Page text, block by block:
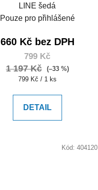
LINE šedá
Pouze pro přihlášené
660 Kč bez DPH
799 Kč
1 197 Kč
(–33 %)
Měrná
799 Kč / 1 ks
DETAIL
Kód: 404120